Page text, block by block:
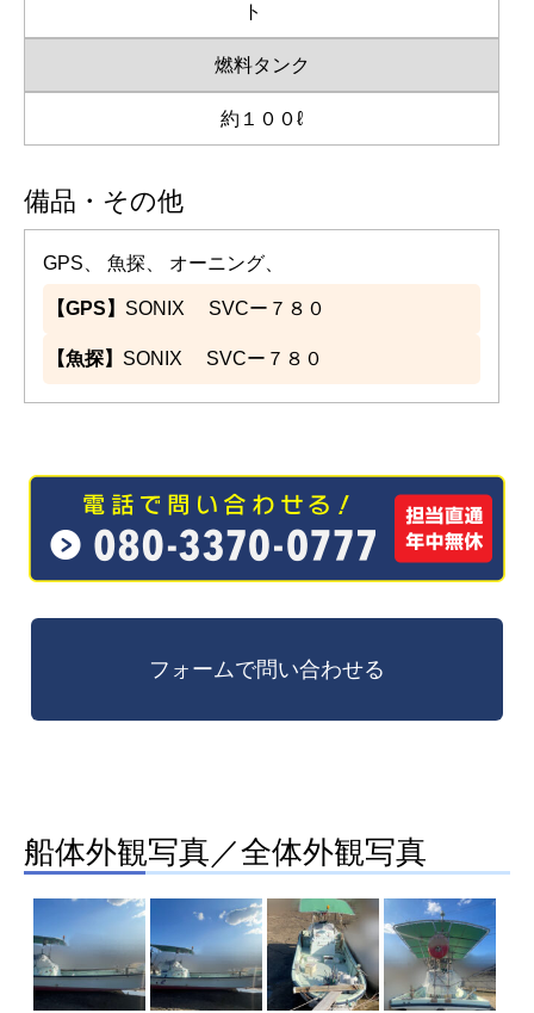
ト
燃料タンク
約１００ℓ
備品・その他
GPS、 魚探、 オーニング、
【GPS】 SONIX SVCー７８０
【魚探】 SONIX SVCー７８０
船体外観写真／全体外観写真